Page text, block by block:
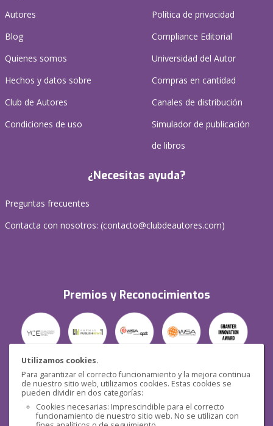
Utilizamos cookies.
Para garantizar el correcto funcionamiento y la mejora continua
de nuestro sitio web, utilizamos cookies. Estas cookies se
pueden dividir en dos categorías:
Cookies necesarias: Imprescindible para el correcto
funcionamiento de nuestro sitio web. No se utilizan con
Autores
Blog
Quienes somos
Hechos y datos sobre
Club de Autores
Condiciones de uso
Política de privacidad
Compliance Editorial
Universidad del Autor
Compras en cantidad
Canales de distribución
Simulador de publicación
de libros
¿Necesitas ayuda?
Preguntas frecuentes
Contacta con nosotros: (contacto@clubdeautores.com)
Premios y Reconocimientos
Seguridad